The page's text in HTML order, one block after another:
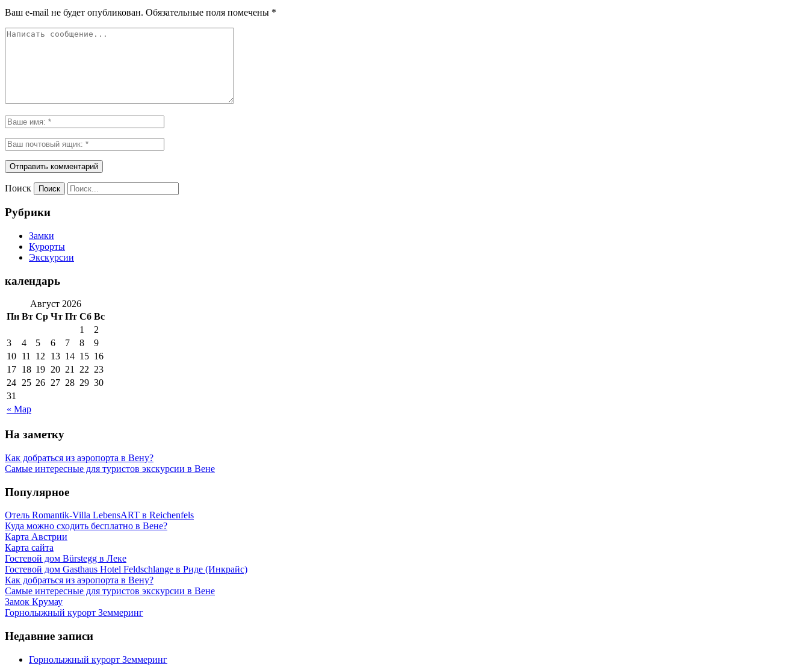
Ваш e-mail не будет опубликован. Обязательные поля помечены *
Поиск
Рубрики
Замки
Курорты
Экскурсии
календарь
Август 2026
Пн Вт Ср Чт Пт Сб Вс
« Мар
1
2
3
4 5 6 7 8
9
10 11 12 13 14 15 16
17 18 19 20 21 22 23
24 25 26 27 28 29 30
31
На заметку
Как добраться из аэропорта в Вену?
Самые интересные для туристов экскурсии в Вене
Популярное
Отель Romantik-Villa LebensART в Reichenfels
Куда можно сходить бесплатно в Вене?
Карта Австрии
Карта сайта
Гостевой дом Bürstegg в Леке
Гостевой дом Gasthaus Hotel Feldschlange в Риде (Инкрайс)
Как добраться из аэропорта в Вену?
Самые интересные для туристов экскурсии в Вене
Замок Крумау
Горнолыжный курорт Земмеринг
Недавние записи
Горнолыжный курорт Земмеринг